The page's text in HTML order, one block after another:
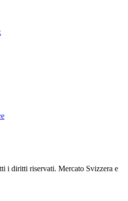
i diritti riservati. Mercato Svizzera e